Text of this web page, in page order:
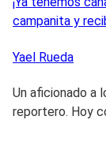
campanita y
Yael Rueda
Un aficionado a
reportero. Hoy